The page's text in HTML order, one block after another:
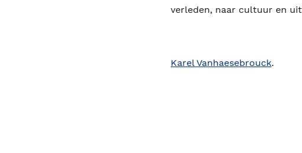
verleden, naar cultuur en
Karel Vanhaesebrouck.